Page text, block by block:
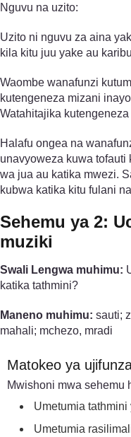
Nguvu na uzito:
Uzito ni nguvu za aina
kila kitu juu yake au
Waombe wanafunzi
kutengeneza mizani
Watahitajika
Halafu ongea na
unavyoweza kuwa
wa jua au katika mwezi.
kubwa katika kitu fulani
Sehemu ya 2:
muziki
Swali Lengwa muhimu:
katika tathmini?
Maneno muhimu: sauti;
mahali; mchezo, mradi
Matokeo ya
Mwishoni mwa sehemu
Umetumia
Umetumia